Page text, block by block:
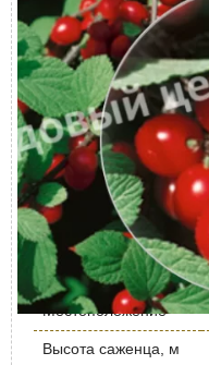
Срок созревания
Период цветения
Вид саженца
Время посадки
Морозостойкость
Высота растения,
метр
Корневая система
Местоположение
Высота саженца, м